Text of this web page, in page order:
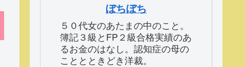
ぼちぼち
５０代女のあたまの中のこと。
簿記３級とFP２級合格実績のあ
るお金のはなし。認知症の母の
こととときどき洋裁。